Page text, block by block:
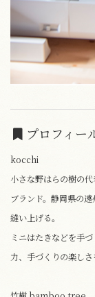
プロフィー
kocchi
小さな野はらの樹の
ブランド。静岡県の
縫い上げる。
ミニはたきなどを手
力、手づくりの楽しさ